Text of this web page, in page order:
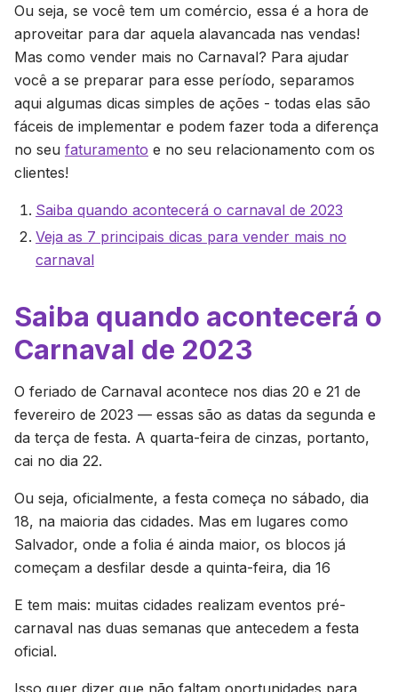
Ou seja, se você tem um comércio, essa é a hora de
aproveitar para dar aquela alavancada nas vendas!
Mas como vender mais no Carnaval? Para ajudar
você a se preparar para esse período, separamos
aqui algumas dicas simples de ações - todas elas são
fáceis de implementar e podem fazer toda a diferença
no seu faturamento e no seu relacionamento com os
clientes!
Saiba quando acontecerá o carnaval de 2023
Veja as 7 principais dicas para vender mais no
carnaval
Saiba quando acontecerá o
Carnaval de 2023
O feriado de Carnaval acontece nos dias 20 e 21 de
fevereiro de 2023 — essas são as datas da segunda e
da terça de festa. A quarta-feira de cinzas, portanto,
cai no dia 22.
Ou seja, oficialmente, a festa começa no sábado, dia
18, na maioria das cidades. Mas em lugares como
Salvador, onde a folia é ainda maior, os blocos já
começam a desfilar desde a quinta-feira, dia 16
E tem mais: muitas cidades realizam eventos pré-
carnaval nas duas semanas que antecedem a festa
oficial.
Isso quer dizer que não faltam oportunidades para